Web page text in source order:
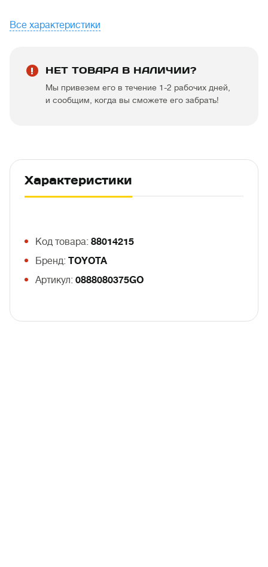
Все характеристики
НЕТ ТОВАРА В НАЛИЧИИ?
Мы привезем его в течение 1-2 рабочих дней,
и сообщим, когда вы сможете его забрать!
Характеристики
Код товара: 88014215
Бренд: TOYOTA
Артикул: 0888080375GO